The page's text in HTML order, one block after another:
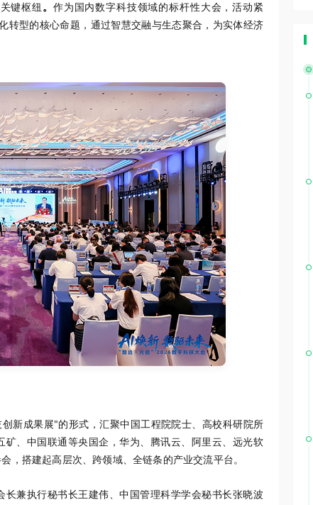
键枢纽 。 作为国内数字科技领域的标杆性大会，活动紧
转型的核心命题，通过智慧交融与生态聚合，为实体经济
新成果展"的形式，汇聚中国工程院院士、高校科研院所
、中国联通等央国企，华为、腾讯云、阿里云、远光软
，搭建起高层次、跨领域、全链条的产业交流平台。
兼执行秘书长王建伟、中国管理科学学会秘书长张晓波